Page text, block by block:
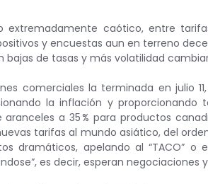
extremadamente caótico, entre
y encuestas aun en terreno
de tasas y más volatilidad
comerciales la terminada en julio
la inflación y proporcionando
a 35 % para productos
tarifas al mundo asiático, del orden
dramáticos, apelando al “TACO” o
es decir, esperan negociaciones